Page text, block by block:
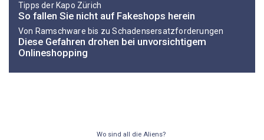
Tipps der Kapo Zürich
So fallen Sie nicht auf Fakeshops herein
Von Ramschware bis zu Schadensersatzforderungen
Diese Gefahren drohen bei unvorsichtigem
Onlineshopping
Wo sind all die Aliens?